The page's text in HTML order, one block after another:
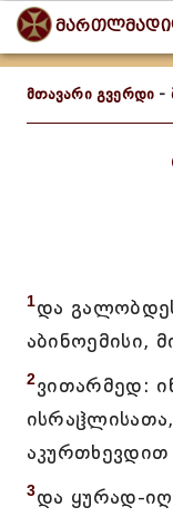
მთავარი გვერდი -
1და
აბინოემისი,
2ვითარმედ:
3და ყურად-